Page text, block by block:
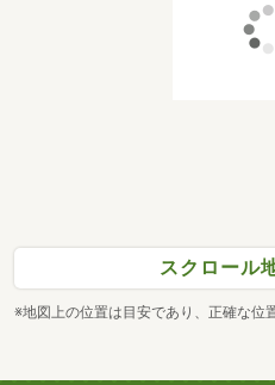
スクロール
※地図上の位置は目安であり、正確な位